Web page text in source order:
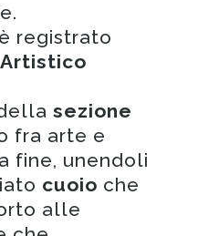
registrato
sezione
fra arte e
fine, unendoli
cuoio che
alle